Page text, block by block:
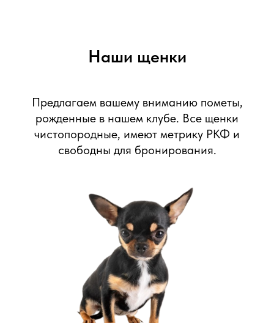
Наши щенки
Предлагаем вашему вниманию пометы,
рожденные в нашем клубе. Все щенки
чистопородные, имеют метрику РКФ и
свободны для бронирования.